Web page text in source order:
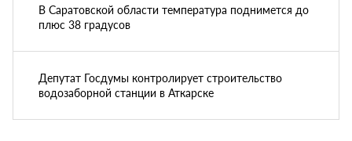
В Саратовской области температура поднимется до
плюс 38 градусов
Депутат Госдумы контролирует строительство
водозаборной станции в Аткарске